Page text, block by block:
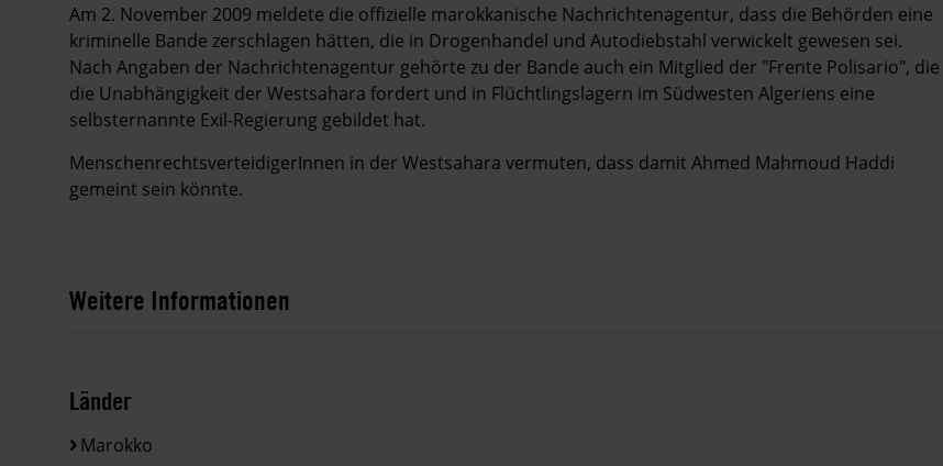
Am 2. November 2009 meldete die offizielle marokkanische Nachrichtenagentur, dass die Behörden eine
kriminelle Bande zerschlagen hätten, die in Drogenhandel und Autodiebstahl verwickelt gewesen sei.
Nach Angaben der Nachrichtenagentur gehörte zu der Bande auch ein Mitglied der "Frente Polisario", die
die Unabhängigkeit der Westsahara fordert und in Flüchtlingslagern im Südwesten Algeriens eine
selbsternannte Exil-Regierung gebildet hat.
MenschenrechtsverteidigerInnen in der Westsahara vermuten, dass damit Ahmed Mahmoud Haddi
gemeint sein könnte.
Weitere Informationen
Länder
Marokko